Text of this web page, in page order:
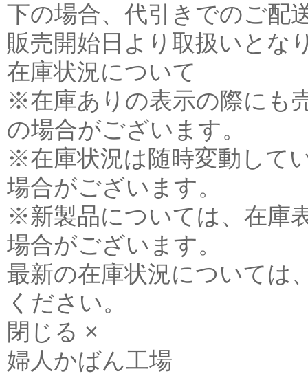
下の場合、代引きでのご配
販売開始日より取扱いとな
在庫状況について
※在庫ありの表示の際にも
の場合がございます。
※在庫状況は随時変動して
場合がございます。
※新製品については、在庫
場合がございます。
最新の在庫状況については
ください。
閉じる ×
婦人かばん工場